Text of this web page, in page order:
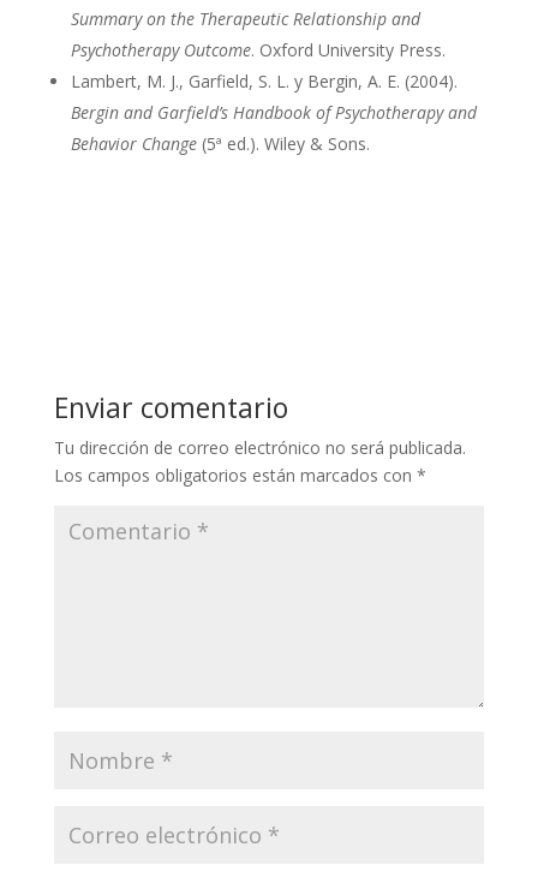
Summary on the Therapeutic Relationship and
Psychotherapy Outcome. Oxford University Press.
Lambert, M. J., Garfield, S. L. y Bergin, A. E. (2004).
Bergin and Garfield’s Handbook of Psychotherapy and
Behavior Change(5ª ed.). Wiley & Sons.
Enviar comentario
Tu dirección de correo electrónico no será publicada.
Los campos obligatorios están marcados con *